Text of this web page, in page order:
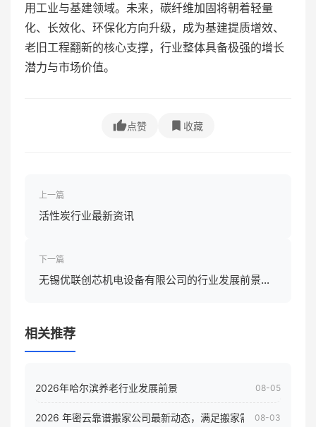
用工业与基建领域。未来，碳纤维加固将朝着轻量
化、长效化、环保化方向升级，成为基建提质增效、
老旧工程翻新的核心支撑，行业整体具备极强的增长
潜力与市场价值。
点赞 收藏
上一篇
活性炭行业最新资讯
下一篇
无锡优联创芯机电设备有限公司的行业发展前景怎
相关推荐
2026年哈尔滨养老行业发展前景 08-05
2026 年密云靠谱搬家公司最新动态，满足搬家需求！08-03